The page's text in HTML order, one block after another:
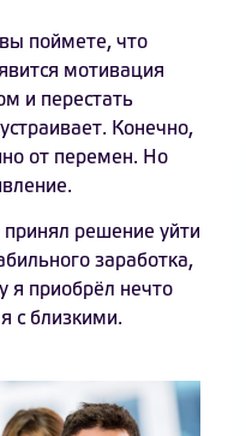
поймете, что
мотивация
и перестать
Конечно,
от перемен. Но
принял решение уйти
заработка,
я приобрёл нечто
с близкими.